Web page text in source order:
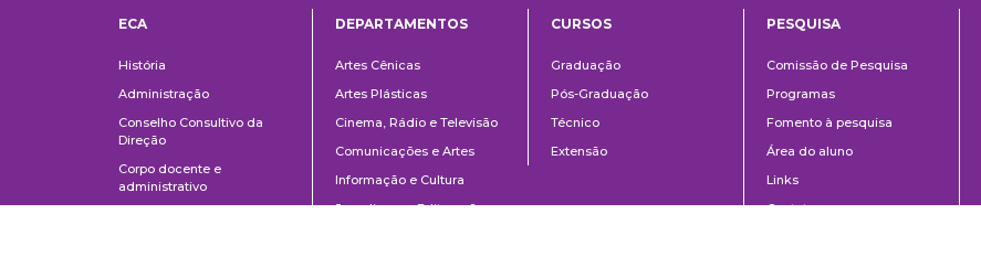
ECA
História
Administração
Conselho Consultivo da
Direção
Corpo docente e
administrativo
DEPARTAMENTOS
Artes Cênicas
Artes Plásticas
Cinema, Rádio e Televisão
Comunicações e Artes
Informação e Cultura
Jornalismo e Editoração
CURSOS
Graduação
Pós-Graduação
Técnico
Extensão
PESQUISA
Comissão de Pesquisa
Programas
Fomento à pesquisa
Área do aluno
Links
Contato